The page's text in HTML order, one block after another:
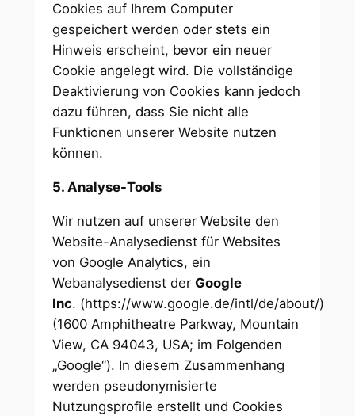
Cookies auf Ihrem Computer
gespeichert werden oder stets ein
Hinweis erscheint, bevor ein neuer
Cookie angelegt wird. Die vollständige
Deaktivierung von Cookies kann jedoch
dazu führen, dass Sie nicht alle
Funktionen unserer Website nutzen
können.
5. Analyse-Tools
Wir nutzen auf unserer Website den
Website-Analysedienst für Websites
von Google Analytics, ein
Webanalysedienst der Google
Inc. (https://www.google.de/intl/de/about/)
(1600 Amphitheatre Parkway, Mountain
View, CA 94043, USA; im Folgenden
„Google“). In diesem Zusammenhang
werden pseudonymisierte
Nutzungsprofile erstellt und Cookies